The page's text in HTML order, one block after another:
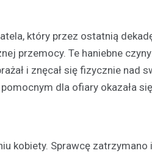
który przez ostatnią
przemocy. Te haniebne
i znęcał się fizycznie nad
dla ofiary okazała
kobiety. Sprawcę